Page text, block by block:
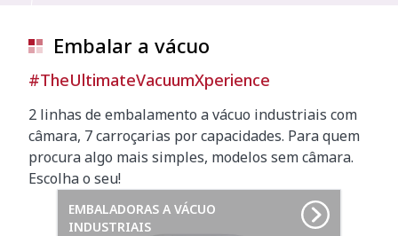
Embalar a vácuo
#TheUltimateVacuumXperience
2 linhas de embalamento a vácuo industriais com
câmara, 7 carroçarias por capacidades. Para quem
procura algo mais simples, modelos sem câmara.
Escolha o seu!
EMBALADORAS A VÁCUO
INDUSTRIAIS